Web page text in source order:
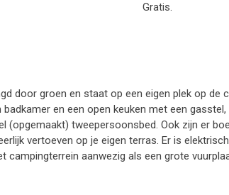
Gratis.
door groen en staat op een eigen plek op de
en een open keuken met een
(opgemaakt) tweepersoonsbed. Ook zijn er
vertoeven op je eigen terras. Er is
campingterrein aanwezig als een grote